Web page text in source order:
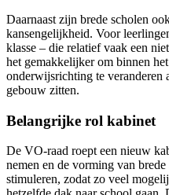
Daarnaast zijn brede scholen
kansengelijkheid. Voor
klasse – die relatief vaak een
het gemakkelijker om binnen
onderwijsrichting te veranderen
gebouw zitten.
Belangrijke rol kabinet
De VO-raad roept een nieuw
nemen en de vorming van
stimuleren, zodat zo veel